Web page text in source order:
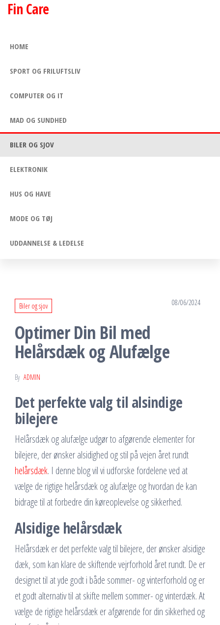
SkipFin Care
HOME
SPORT OG FRILUFTSLIV
COMPUTER OG IT
MAD OG SUNDHED
BILER OG SJOV
ELEKTRONIK
HUS OG HAVE
MODE OG TØJ
UDDANNELSE & LEDELSE
Biler og sjov 08/06/2024
Optimer Din Bil med
Helårsdæk og Alufælge
By ADMIN
Det perfekte valg til alsindige
bilejere
Helårsdæk og alufælge udgør to afgørende elementer for
bilejere, der ønsker alsidighed og stil på vejen året rundt
helårsdæk. I denne blog vil vi udforske fordelene ved at
vælge de rigtige helårsdæk og alufælge og hvordan de kan
bidrage til at forbedre din køreoplevelse og sikkerhed.
Alsidige helårsdæk
Helårsdæk er det perfekte valg til bilejere, der ønsker alsidige
dæk, som kan klare de skiftende vejrforhold året rundt. De er
designet til at yde godt i både sommer- og vinterforhold og er
et godt alternativ til at skifte mellem sommer- og vinterdæk. At
vælge de rigtige helårsdæk er afgørende for din sikkerhed og